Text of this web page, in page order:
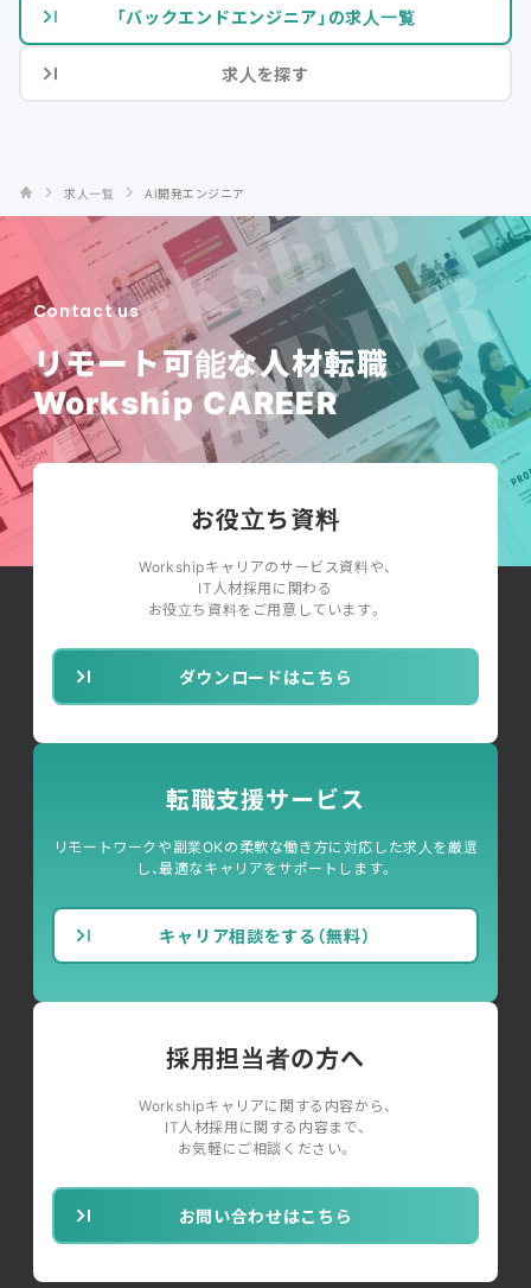
「バックエンドエンジニア」の求人一覧
求人を探す
求人一覧 AI開発エンジニア
Contact us
リモート可能な人材転職
Workship CAREER
お役立ち資料
Workshipキャリアのサービス資料や、
IT人材採用に関わる
お役立ち資料をご用意しています。
ダウンロードはこちら
転職支援サービス
リモートワークや副業OKの柔軟な働き方に対応した求人を厳選
し、最適なキャリアをサポートします。
キャリア相談をする（無料）
採用担当者の方へ
Workshipキャリアに関する内容から、
IT人材採用に関する内容まで、
お気軽にご相談ください。
お問い合わせはこちら